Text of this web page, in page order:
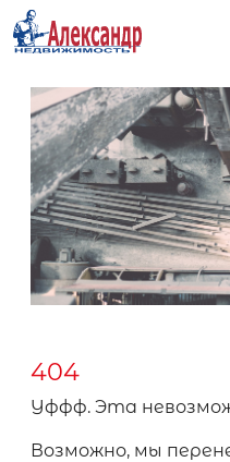
404
Уффф. Эта
Возможно, мы